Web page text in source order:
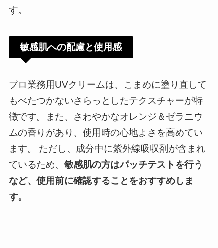
す。
敏感肌への配慮と使用感
プロ業務用UVクリームは、こまめに塗り直して
もべたつかないさらっとしたテクスチャーが特
徴です。​また、さわやかなオレンジ＆ゼラニウ
ムの香りがあり、使用時の心地よさを高めてい
ます。 ​ただし、成分中に紫外線吸収剤が含まれ
ているため、 敏感肌の方はパッチテストを行う
など、使用前に確認することをおすすめしま
す。